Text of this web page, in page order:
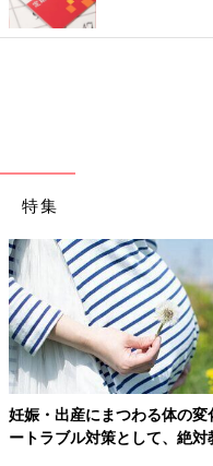
出典：Instagramアカウント「
nanaharu_twinsさんは、
入。ライトパープルの色味
ととってもお気に入りのよ
ぐに売り切れてしまったよ
2人ともお似合いですね♪
上品な見た目とビジ
特集
変化は多岐にわたります。
対教えたい！保存版アイテ